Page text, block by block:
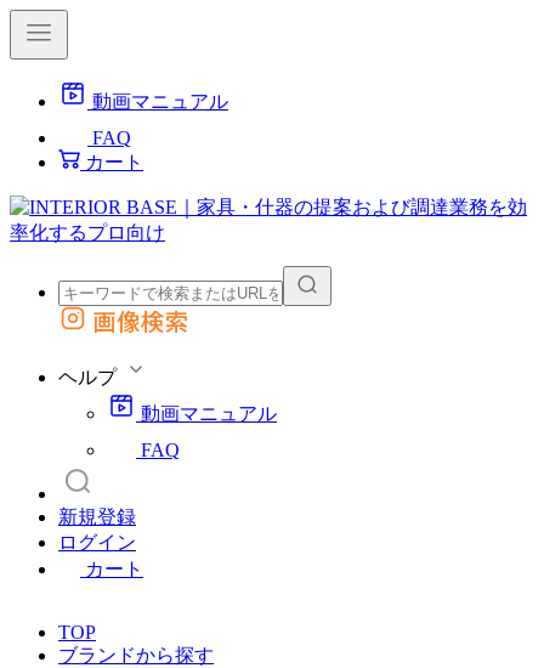
動画マニュアル
FAQ
カート
外部サイトの商品をカートに追加
画像検索
ヘルプ
動画マニュアル
FAQ
新規登録
ログイン
カート
TOP
ブランドから探す